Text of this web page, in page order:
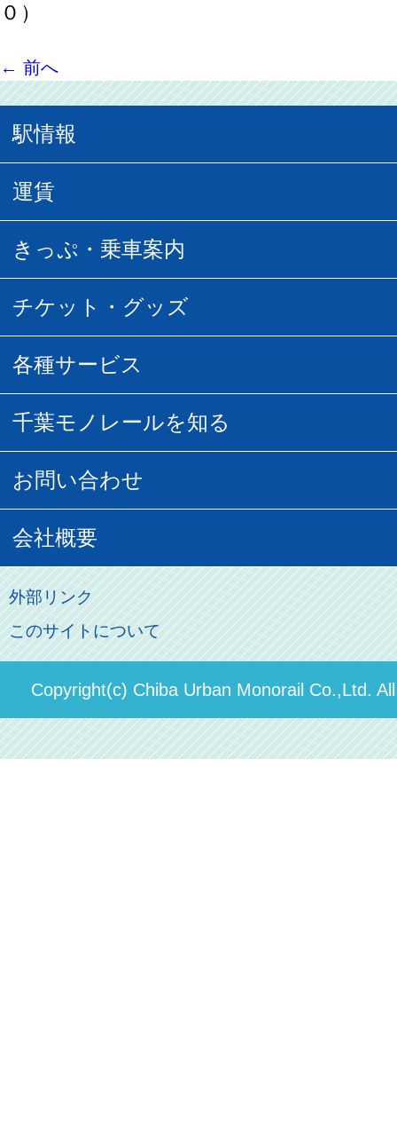
０）
← 前へ
駅情報
駅情報
所要時間
空の散歩道
URBAN FLYER時刻表
運賃
普通運賃
団体乗車
貸切列車
きっぷ・乗車案内
乗車券の種類
フリーきっぷ
記念切符
割引制度
その他のご案内
パスモのご案内
チケット・グッズ
駅窓口販売チケット
葭川となみグッズ
初音ミクグッズ
俺の妹。
各種サービス
モノちゃんトラベル
広告募集
直営駐車場パーク＆ライド
ステーションギャラリー
駅構内出店者様募集
千葉モノレールを知る
営業距離世界最長
モノちゃん
お問い合わせ
お客様の声
よくあるご質問
お問い合わせ先
会社概要
会社概要
社長ごあいさつ
決算概要
輸送人員の推移（PDF）
外部リンク
このサイトについて
Copyright(c) Chiba Urban Monorail Co.,Ltd.